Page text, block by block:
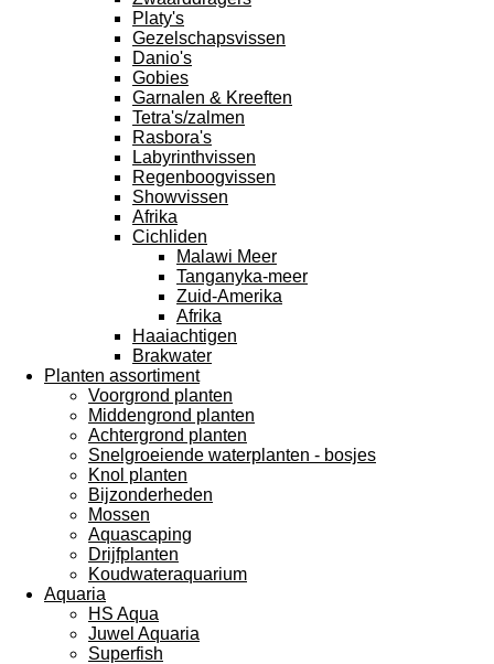
Platy's
Gezelschapsvissen
Danio's
Gobies
Garnalen & Kreeften
Tetra's/zalmen
Rasbora's
Labyrinthvissen
Regenboogvissen
Showvissen
Afrika
Cichliden
Malawi Meer
Tanganyka-meer
Zuid-Amerika
Afrika
Haaiachtigen
Brakwater
Planten assortiment
Voorgrond planten
Middengrond planten
Achtergrond planten
Snelgroeiende waterplanten - bosjes
Knol planten
Bijzonderheden
Mossen
Aquascaping
Drijfplanten
Koudwateraquarium
Aquaria
HS Aqua
Juwel Aquaria
Superfish